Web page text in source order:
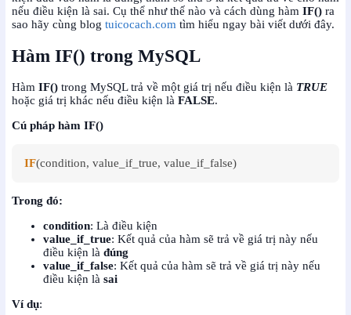
nếu điều kiện là sai. Cụ thể như thế nào và cách dùng hàm IF() ra
sao hãy cùng blog tuicocach.com tìm hiểu ngay bài viết dưới đây.
Hàm IF() trong MySQL
Hàm IF() trong MySQL trả về một giá trị nếu điều kiện là TRUE
hoặc giá trị khác nếu điều kiện là FALSE.
Cú pháp hàm IF()
IF(condition, value_if_true, value_if_false)
Trong đó:
condition: Là điều kiện
value_if_true: Kết quả của hàm sẽ trả về giá trị này nếu
điều kiện là đúng
value_if_false: Kết quả của hàm sẽ trả về giá trị này nếu
điều kiện là sai
Ví dụ: